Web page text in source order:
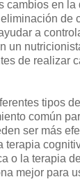
cambios en la
de
a
un
de realizar
tipos
común
ser más
terapia
o la terapia
mejor para